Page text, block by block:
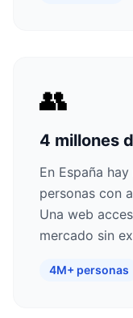
👥
4 millones
En España
personas con
Una web
mercado sin
4M+ personas